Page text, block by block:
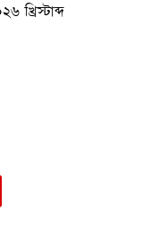
খ্রিস্টাব্দ